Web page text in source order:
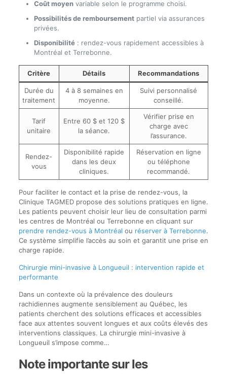
Coût moyenvariable selon le programme choisi.
Possibilités de remboursementpartiel via assurances
privées.
Disponibilité: rendez-vous rapidement accessibles à
Montréal et Terrebonne.
Critère Détails Recommandations
Durée du
traitement
4 à 8 semaines en
moyenne.
Suivi personnalisé
conseillé.
Tarif
unitaire
Entre 60 $ et 120 $
la séance.
Vérifier prise en
charge avec
l’assurance.
Rendez-
vous
Disponibilité rapide
dans les deux
cliniques.
Réservation en ligne
ou téléphone
recommandé.
Pour faciliter le contact et la prise de rendez-vous, la
Clinique TAGMED propose des solutions pratiques en ligne.
Les patients peuvent choisir leur lieu de consultation parmi
les centres de Montréal ou Terrebonne en cliquant sur
prendre rendez-vous à Montréal ou réserver à Terrebonne.
Ce système simplifie l’accès au soin et garantit une prise en
charge rapide.
Chirurgie mini-invasive à Longueuil : intervention rapide et
performante
Dans un contexte où la prévalence des douleurs
rachidiennes augmente sensiblement au Québec, les
patients cherchent des solutions efficaces et accessibles
face aux attentes souvent longues et aux coûts élevés des
interventions classiques. La chirurgie mini-invasive à
Longueuil s’impose comme…
Note importante sur les